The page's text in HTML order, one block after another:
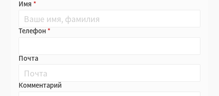
Имя
Телефон
Почта
Комментарий